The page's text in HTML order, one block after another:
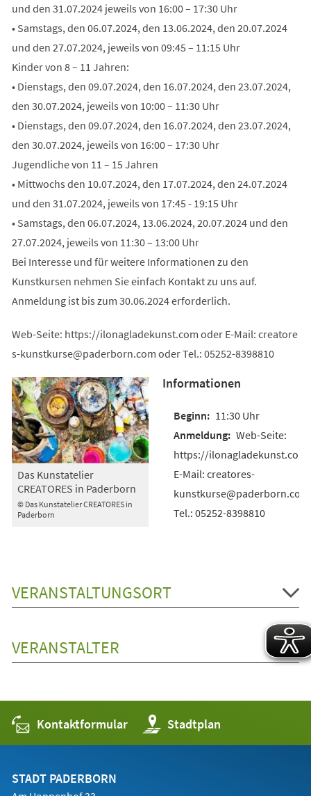
und den 31.07.2024 jeweils von 16:00 – 17:30 Uhr
• Samstags, den 06.07.2024, den 13.06.2024, den 20.07.2024
und den 27.07.2024, jeweils von 09:45 – 11:15 Uhr
Kinder von 8 – 11 Jahren:
• Dienstags, den 09.07.2024, den 16.07.2024, den 23.07.2024,
den 30.07.2024, jeweils von 10:00 – 11:30 Uhr
• Dienstags, den 09.07.2024, den 16.07.2024, den 23.07.2024,
den 30.07.2024, jeweils von 16:00 – 17:30 Uhr
Jugendliche von 11 – 15 Jahren
• Mittwochs den 10.07.2024, den 17.07.2024, den 24.07.2024
und den 31.07.2024, jeweils von 17:45 - 19:15 Uhr
• Samstags, den 06.07.2024, 13.06.2024, 20.07.2024 und den
27.07.2024, jeweils von 11:30 – 13:00 Uhr
Bei Interesse und für weitere Informationen zu den
Kunstkursen nehmen Sie einfach Kontakt zu uns auf.
Anmeldung ist bis zum 30.06.2024 erforderlich.
Web-Seite: https://ilonagladekunst.com oder E-Mail: creatore
s-kunstkurse
paderborn com oder Tel.: 05252-8398810
© Das Kunstatelier CREATORES in
Paderborn
Das Kunstatelier
CREATORES in Paderborn
Informationen
11:30 Uhr
Web-Seite:
https://ilonagladekunst.com
E-Mail: creatores-
kunstkurse@paderborn.com
Tel.: 05252-8398810
VERANSTALTUNGSORT
VERANSTALTER
Kontaktformular Stadtplan
(Öffnet
in
einem
STADT PADERBORN